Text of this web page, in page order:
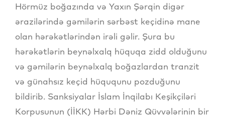
Hörmüz boğazında və Yaxın Şərqin digər
ərazilərində gəmilərin sərbəst keçidinə mane
olan hərəkətlərindən irəli gəlir. Şura bu
hərəkətlərin beynəlxalq hüquqa zidd olduğunu
və gəmilərin beynəlxalq boğazlardan tranzit
və günahsız keçid hüququnu pozduğunu
bildirib. Sanksiyalar İslam İnqilabı Keşikçiləri
Korpusunun (İİKK) Hərbi Dəniz Qüvvələrinin bir